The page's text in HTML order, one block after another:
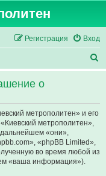
Вход
Регистрация
о
с
о
метрополитен» и его
метрополитен»,
дальнейшем «они»,
«phpBB Limited»,
во время любой из
«ваша информация»).